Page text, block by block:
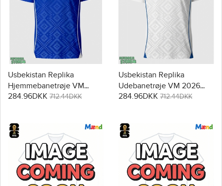
Usbekistan Replika
Hjemmebanetrøje VM
2026 Kortærmet
284.96DKK 712.44DKK
Usbekistan Replika
Udebanetrøje VM 2026
Kortærmet
284.96DKK 712.44DKK